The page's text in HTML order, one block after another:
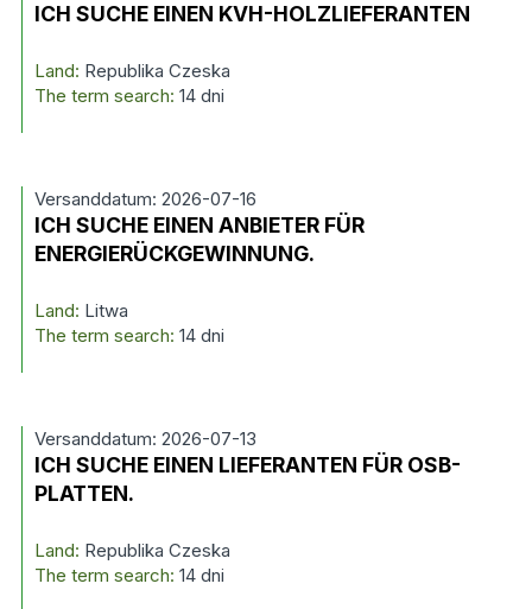
ICH SUCHE EINEN KVH-HOLZLIEFERANTEN
Land: Republika Czeska
The term search: 14 dni
Versanddatum: 2026-07-16
ICH SUCHE EINEN ANBIETER FÜR
ENERGIERÜCKGEWINNUNG.
Land: Litwa
The term search: 14 dni
Versanddatum: 2026-07-13
ICH SUCHE EINEN LIEFERANTEN FÜR OSB-
PLATTEN.
Land: Republika Czeska
The term search: 14 dni